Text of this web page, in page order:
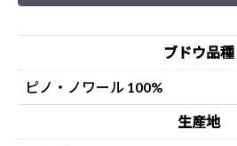
ブドウ品種
ピノ・ノワール 100%
生産地